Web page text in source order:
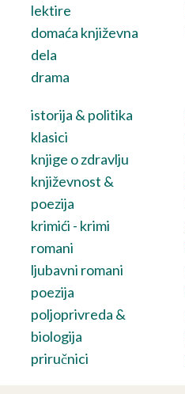
lektire
domaća književna
dela
drama
istorija & politika
klasici
knjige o zdravlju
književnost &
poezija
krimići - krimi
romani
ljubavni romani
poezija
poljoprivreda &
biologija
priručnici